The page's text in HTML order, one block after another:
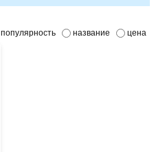
популярность название цена